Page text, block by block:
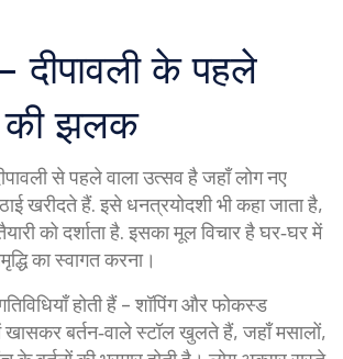
के पहले
की झलक
से पहले वाला उत्सव है जहाँ लोग नए
खरीदते हैं. इसेधनत्रयोदशीभी कहा जाता है,
को दर्शाता है. इसका मूल विचार है घर‑घर में
का स्वागत करना।
होती हैं – शॉपिंग और फोकस्ड
खासकर बर्तन‑वाले स्‍टॉल खुलते हैं, जहाँ मसालों,